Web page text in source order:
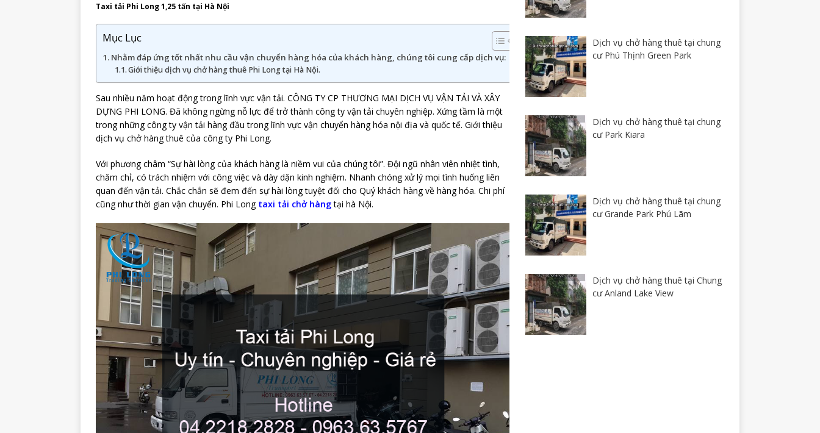
Taxi tải Phi Long 1,25 tấn tại Hà Nội
Mục Lục
Nhằm đáp ứng tốt nhất nhu cầu vận chuyển hàng hóa của khách hàng, chúng tôi cung cấp dịch vụ:
Giới thiệu dịch vụ chở hàng thuê Phi Long tại Hà Nội.
Sau nhiều năm hoạt động trong lĩnh vực vận tải. CÔNG TY CP THƯƠNG MẠI DỊCH VỤ VẬN TẢI VÀ XÂY
DỰNG PHI LONG. Đã không ngừng nỗ lực để trở thành công ty vận tải chuyên nghiệp. Xứng tầm là một
trong những công ty vận tải hàng đầu trong lĩnh vực vận chuyển hàng hóa nội địa và quốc tế. Giới thiệu
dịch vụ chở hàng thuê của công ty Phi Long.
Với phương châm “Sự hài lòng của khách hàng là niềm vui của chúng tôi”. Đội ngũ nhân viên nhiệt tình,
chăm chỉ, có trách nhiệm với công việc và dày dặn kinh nghiệm. Nhanh chóng xử lý mọi tình huống liên
quan đến vận tải. Chắc chắn sẽ đem đến sự hài lòng tuyệt đối cho Quý khách hàng về hàng hóa. Chi phí
cũng như thời gian vận chuyển. Phi Long taxi tải chở hàng tại hà Nội.
Dịch vụ chở hàng thuê tại chung
cư Phú Thịnh Green Park
Dịch vụ chở hàng thuê tại chung
cư Park Kiara
Dịch vụ chở hàng thuê tại chung
cư Grande Park Phú Lãm
Dịch vụ chở hàng thuê tại Chung
cư Anland Lake View